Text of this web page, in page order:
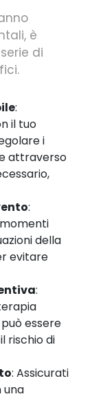
è
di
:
il tuo
i
attraverso
:
della
evitare
:
essere
rischio di
: Assicurati
una